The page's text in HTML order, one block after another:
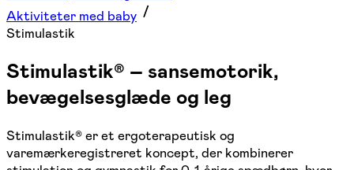
Aktiviteter med baby
Stimulastik
Stimulastik® – sansemotorik,
bevægelsesglæde og leg
Stimulastik® er et ergoterapeutisk og
varemærkeregistreret koncept, der kombinerer